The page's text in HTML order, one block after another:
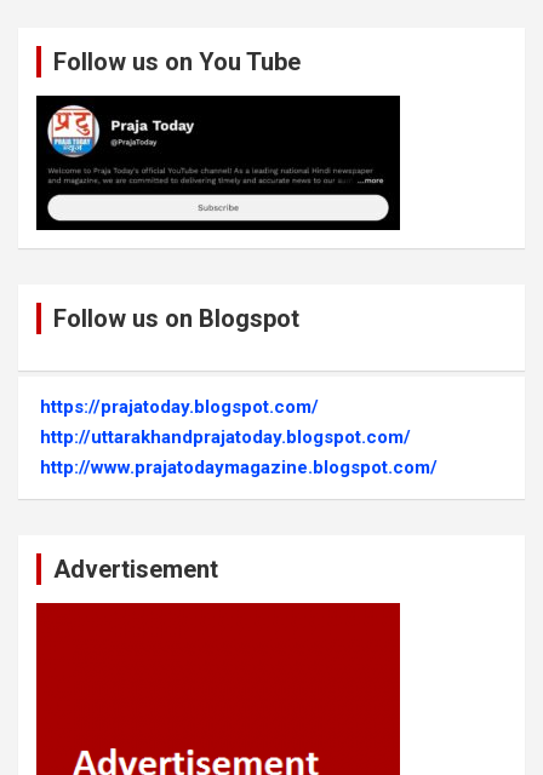
Follow us on You Tube
Follow us on Blogspot
https://prajatoday.blogspot.com/
http://uttarakhandprajatoday.blogspot.com/
http://www.prajatodaymagazine.blogspot.com/
Advertisement